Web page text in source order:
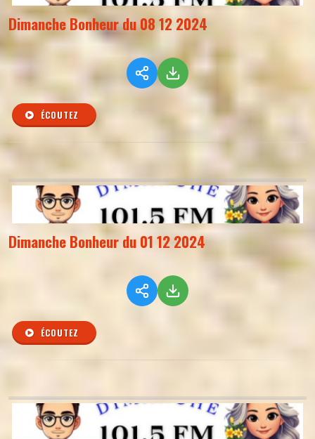
Dimanche Bonheur du 08 12 2024
ÉCOUTEZ
Dimanche Bonheur du 01 12 2024
ÉCOUTEZ